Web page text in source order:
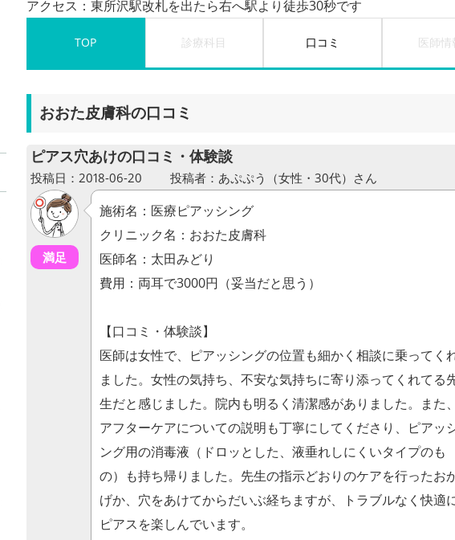
アクセス：東所沢駅改札を出たら右へ駅より徒歩30秒です
TOP 診療科目 口コミ 医師情
おおた皮膚科の口コミ
ピアス穴あけの口コミ・体験談
投稿日：2018-06-20
投稿者：あぷぷう（女性・30代）さん
満足
施術名：医療ピアッシング
クリニック名：おおた皮膚科
医師名：太田みどり
費用：両耳で3000円（妥当だと思う）
【口コミ・体験談】
医師は女性で、ピアッシングの位置も細かく相談に乗ってく
ました。女性の気持ち、不安な気持ちに寄り添ってくれてる
生だと感じました。院内も明るく清潔感がありました。また、
アフターケアについての説明も丁寧にしてくださり、ピアッ
ング用の消毒液（ドロッとした、液垂れしにくいタイプのも
の）も持ち帰りました。先生の指示どおりのケアを行ったお
げか、穴をあけてからだいぶ経ちますが、トラブルなく快適
ピアスを楽しんでいます。